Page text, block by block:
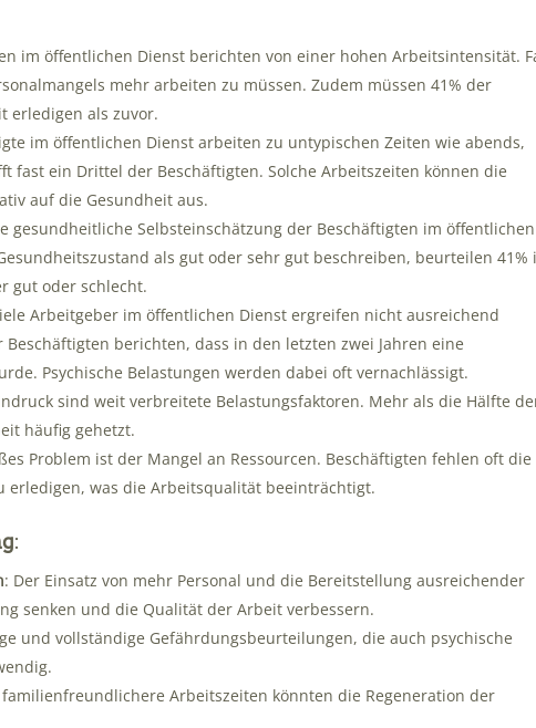
im öffentlichen Dienst berichten von einer hohen Arbeitsintensität.
mehr arbeiten zu müssen. Zudem müssen 41% der
erledigen als zuvor.
im öffentlichen Dienst arbeiten zu untypischen Zeiten wie abends,
fast ein Drittel der Beschäftigten. Solche Arbeitszeiten können die
auf die Gesundheit aus.
gesundheitliche Selbsteinschätzung der Beschäftigten im öffentlichen
als gut oder sehr gut beschreiben, beurteilen 41%
gut oder schlecht.
Arbeitgeber im öffentlichen Dienst ergreifen nicht ausreichend
berichten, dass in den letzten zwei Jahren eine
Psychische Belastungen werden dabei oft vernachlässigt.
sind weit verbreitete Belastungsfaktoren. Mehr als die Hälfte
häufig gehetzt.
Problem ist der Mangel an Ressourcen. Beschäftigten fehlen oft die
was die Arbeitsqualität beeinträchtigt.
:
: Der Einsatz von mehr Personal und die Bereitstellung ausreichender
senken und die Qualität der Arbeit verbessern.
und vollständige Gefährdungsbeurteilungen, die auch psychische
Arbeitszeiten könnten die Regeneration der